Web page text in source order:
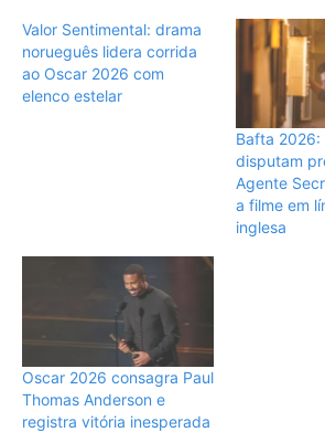
Valor Sentimental: drama
norueguês lidera corrida
ao Oscar 2026 com
elenco estelar
Bafta 2026:
disputam
Agente
a filme em
inglesa
Oscar 2026 consagra Paul
Thomas Anderson e
registra vitória inesperada